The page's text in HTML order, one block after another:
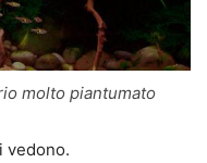
molto piantumato
vedono.